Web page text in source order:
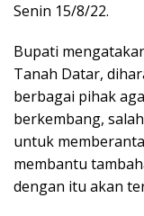
Senin 15/8/22.
Bupati
Tanah Datar,
berbagai pihak
berkembang,
untuk
membantu
dengan itu akan